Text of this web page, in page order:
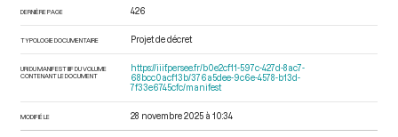
DERNIÈRE PAGE 426
TYPOLOGIE DOCUMENTAIRE Projet de décret
URI DU MANIFEST IIIF DU VOLUME
CONTENANT LE DOCUMENT
https://iiif.persee.fr/b0e2cf11-597c-427d-8ac7-
68bcc0acf13b/376a5dee-9c6e-4578-b13d-
7f33e6745cfc/manifest
MODIFIÉ LE 28 novembre 2025 à 10:34